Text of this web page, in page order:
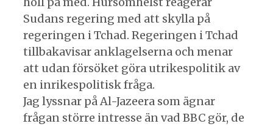
Sudans regering med att skylla på
regeringen i Tchad. Regeringen i Tchad
tillbakavisar anklagelserna och menar
att udan försöket göra utrikespolitik av
en inrikespolitisk fråga.
Jag lyssnar på Al-Jazeera som ägnar
frågan större intresse än vad BBC gör, de